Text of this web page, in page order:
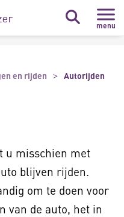
menu
en rijden Autorijden
u misschien met
blijven rijden.
om te doen voor
van de auto, het in